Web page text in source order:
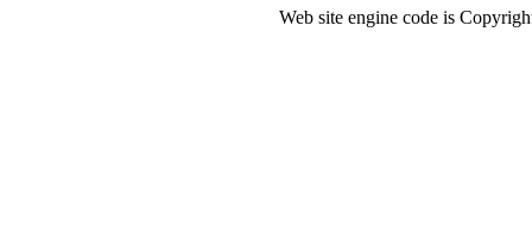
Web site engine code is